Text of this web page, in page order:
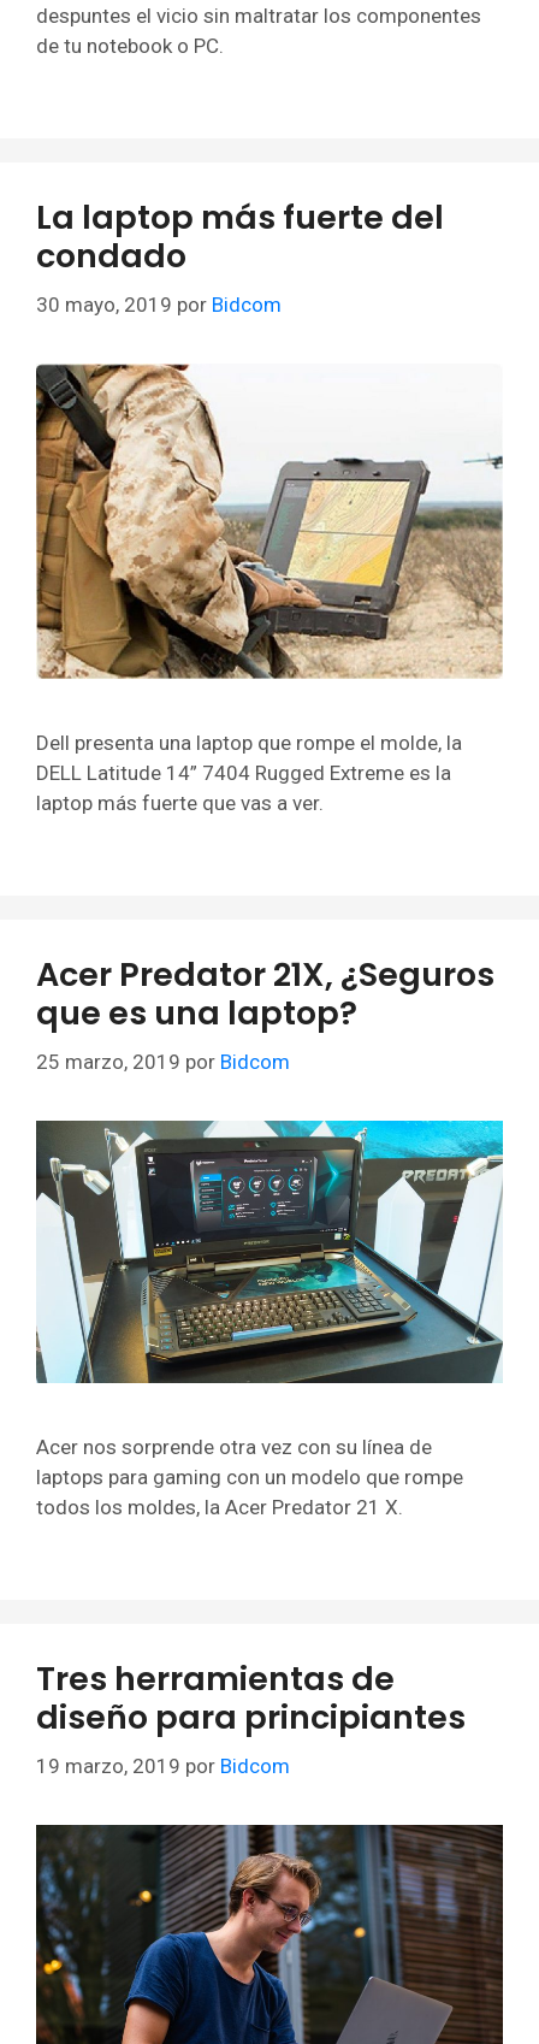
despuntes el vicio sin maltratar los componentes
de tu notebook o PC.
La laptop más fuerte del
condado
30 mayo, 2019 por Bidcom
Dell presenta una laptop que rompe el molde, la
DELL Latitude 14” 7404 Rugged Extreme es la
laptop más fuerte que vas a ver.
Acer Predator 21X, ¿Seguros
que es una laptop?
25 marzo, 2019 por Bidcom
Acer nos sorprende otra vez con su línea de
laptops para gaming con un modelo que rompe
todos los moldes, la Acer Predator 21 X.
Tres herramientas de
diseño para principiantes
19 marzo, 2019 por Bidcom